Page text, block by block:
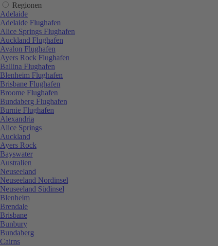
Regionen
Adelaide
Adelaide Flughafen
Alice Springs Flughafen
Auckland Flughafen
Avalon Flughafen
Ayers Rock Flughafen
Ballina Flughafen
Blenheim Flughafen
Brisbane Flughafen
Broome Flughafen
Bundaberg Flughafen
Burnie Flughafen
Alexandria
Alice Springs
Auckland
Ayers Rock
Bayswater
Australien
Neuseeland
Neuseeland Nordinsel
Neuseeland Südinsel
Blenheim
Brendale
Brisbane
Bunbury
Bundaberg
Cairns